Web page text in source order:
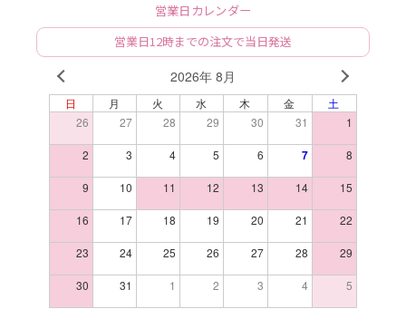
営業日カレンダー
営業日12時までの注文で当日発送
PREV 2026年 8月 NEXT
日 月 火 水 木 金
土
26
27 28 29 30 31 1
2 3 4 5 6 7 8
9 10 11 12 13 14 15
16 17 18 19 20 21 22
23 24 25 26 27 28 29
30 31 1 2 3 4 5